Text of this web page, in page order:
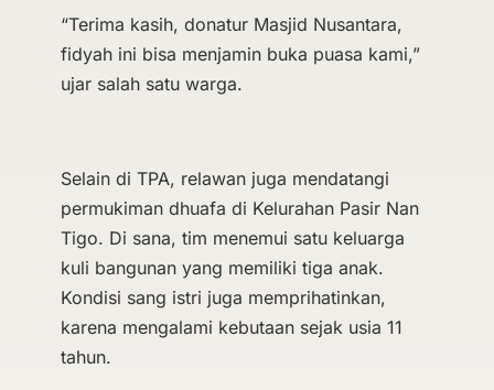
“Terima kasih, donatur Masjid Nusantara,
fidyah ini bisa menjamin buka puasa kami,”
ujar salah satu warga.
Selain di TPA, relawan juga mendatangi
permukiman dhuafa di Kelurahan Pasir Nan
Tigo. Di sana, tim menemui satu keluarga
kuli bangunan yang memiliki tiga anak.
Kondisi sang istri juga memprihatinkan,
karena mengalami kebutaan sejak usia 11
tahun.